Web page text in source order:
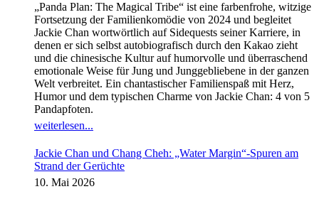
„Panda Plan: The Magical Tribe“ ist eine farbenfrohe, witzige
Fortsetzung der Familienkomödie von 2024 und begleitet
Jackie Chan wortwörtlich auf Sidequests seiner Karriere, in
denen er sich selbst autobiografisch durch den Kakao zieht
und die chinesische Kultur auf humorvolle und überraschend
emotionale Weise für Jung und Junggebliebene in der ganzen
Welt verbreitet. Ein chantastischer Familienspaß mit Herz,
Humor und dem typischen Charme von Jackie Chan: 4 von 5
Pandapfoten.
weiterlesen...
Jackie Chan und Chang Cheh: „Water Margin“-Spuren am
Strand der Gerüchte
10. Mai 2026